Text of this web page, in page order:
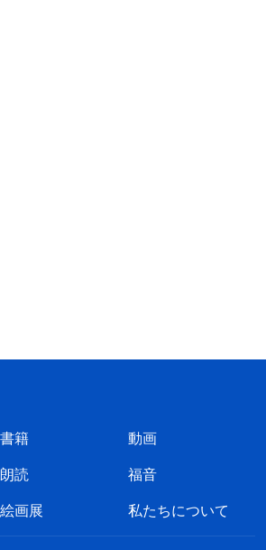
書籍
動画
朗読
福音
絵画展 私たちについて